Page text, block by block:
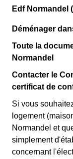
Edf Normandel
Déménager
Toute la
Normandel
Contacter le
certificat de
Si vous
logement
Normandel et
simplement
concernant